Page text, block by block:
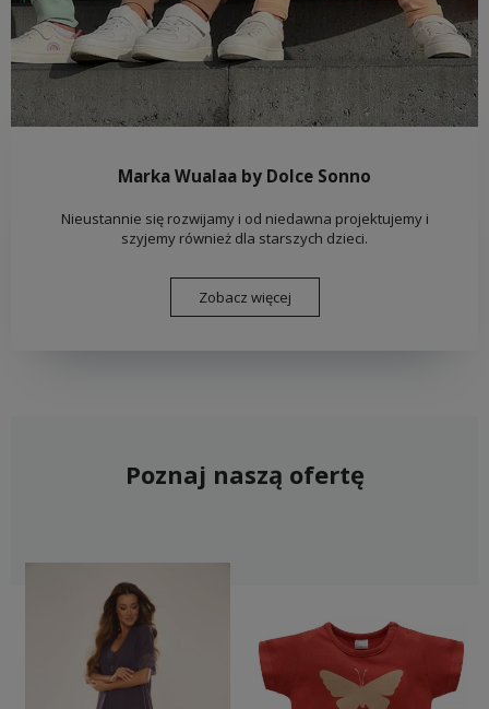
Marka Wualaa by Dolce Sonno
Nieustannie się rozwijamy i od niedawna projektujemy i
szyjemy również dla starszych dzieci.
Zobacz więcej
Poznaj naszą ofertę